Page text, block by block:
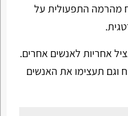
מהרמה התפעולית על
אחריות לאנשים אחרים.
וגם תעצימו את האנשים